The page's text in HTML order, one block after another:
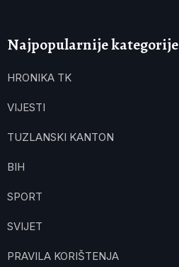
Najpopularnije kategorije
HRONIKA TK
VIJESTI
TUZLANSKI KANTON
BIH
SPORT
SVIJET
PRAVILA KORIŠTENJA